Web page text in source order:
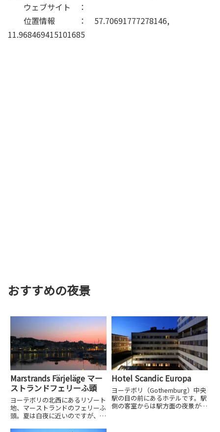
ウェブサイト ：
位置情報 ： 57.70691777278146,
11.968469415101685
おすすめの夜景
Marstrands Färjeläge マー
ストランドフェリーふ頭
ヨーテボリの北西にあるリゾート
地、マーストランドのフェリーふ
頭。夏は白夜に近いのですが、夕
Hotel Scandic Europa
ヨーテボリ（Gothemburg）中央
駅の目の前にあるホテルです。駅
側の客室からは駅方面の夜景が見